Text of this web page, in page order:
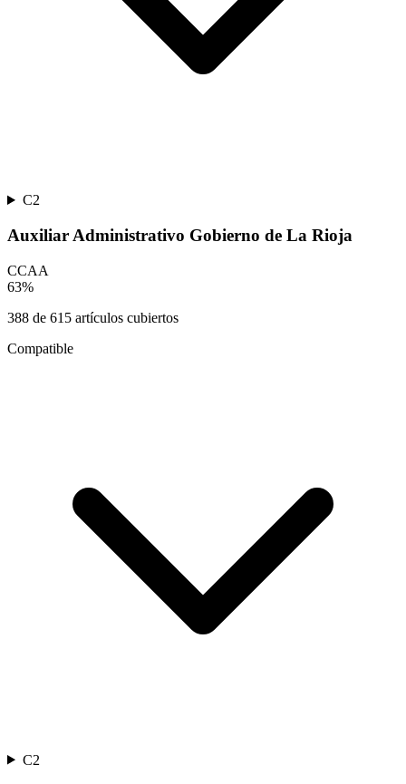
C2
Auxiliar Administrativo Gobierno de La Rioja
CCAA
63%
388 de 615 artículos cubiertos
Compatible
C2